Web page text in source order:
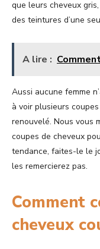
que leurs cheveux
des teintures d’une
A lire :
Aussi aucune femme
à voir plusieurs
renouvelé. Nous vous
coupes de cheveux
tendance, faites-le le
les remercierez pas.
Comment
cheveux